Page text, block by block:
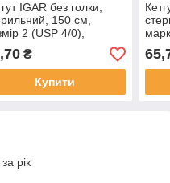
IGAR без голки,
150 см,
2 (USP 4/0),
₴
Купити
рік